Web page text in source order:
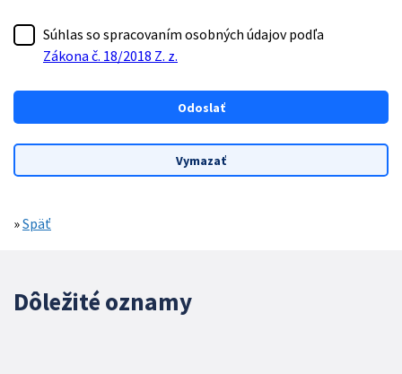
Súhlas so spracovaním osobných údajov podľa
Zákona č. 18/2018 Z. z.
»Späť
Dôležité oznamy